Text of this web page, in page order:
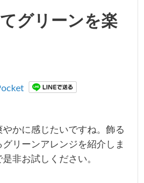
グリーンを楽
かに感じたいですね。飾る
リーンアレンジを紹介しま
非お試しください。